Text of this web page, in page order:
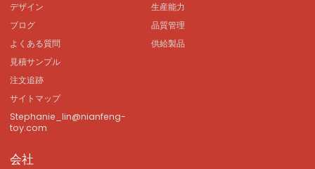
デザイン
ブログ
よくある質問
見積サンプル
注文追跡
サイトマップ
Stephanie_lin@nianfeng-
toy.com
生産能力
品質管理
供給製品
会社